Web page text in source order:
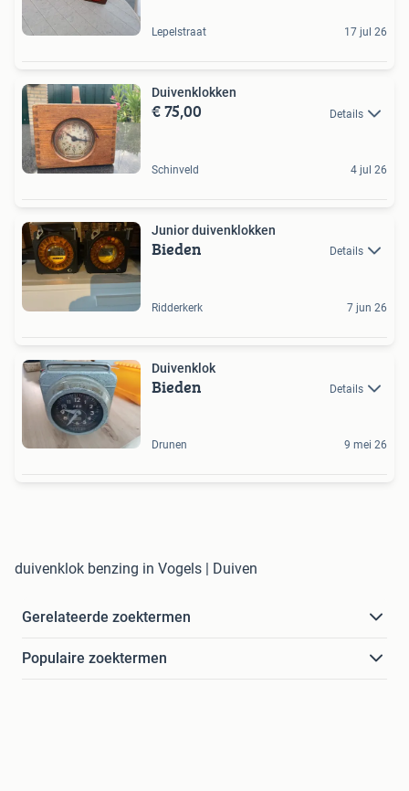
Lepelstraat 17 jul 26
Duivenklokken
€ 75,00 Details
Schinveld 4 jul 26
Junior duivenklokken
Bieden Details
Ridderkerk 7 jun 26
Duivenklok
Bieden Details
Drunen 9 mei 26
duivenklok benzing in Vogels | Duiven
Gerelateerde zoektermen
Populaire zoektermen